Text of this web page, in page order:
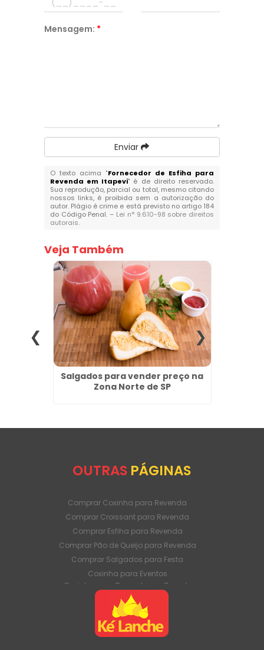
Mensagem: *
Enviar
O texto acima "Fornecedor de Esfiha para
Revenda em Itapevi" é de direito reservado.
Sua reprodução, parcial ou total, mesmo citando
nossos links, é proibida sem a autorização do
autor. Plágio é crime e está previsto no artigo 184
do Código Penal. – Lei n° 9.610-98 sobre direitos
autorais.
Veja Também
Salgados para vender preço na
Zona Norte de SP
OUTRAS PÁGINAS
Comprar Coxinha para Revenda
Comprar Croissant para Revenda
Comprar Esfiha para Revenda
Comprar Pão de Queijo para Revenda
Comprar Salgados para Festa
Coxinha para Eventos
Coxinha para Revenda em Grande
Quantidade
Coxinha para Venda Direto da Fábrica
Coxinha para Venda em Atacado
Croissant para Revenda em Grande